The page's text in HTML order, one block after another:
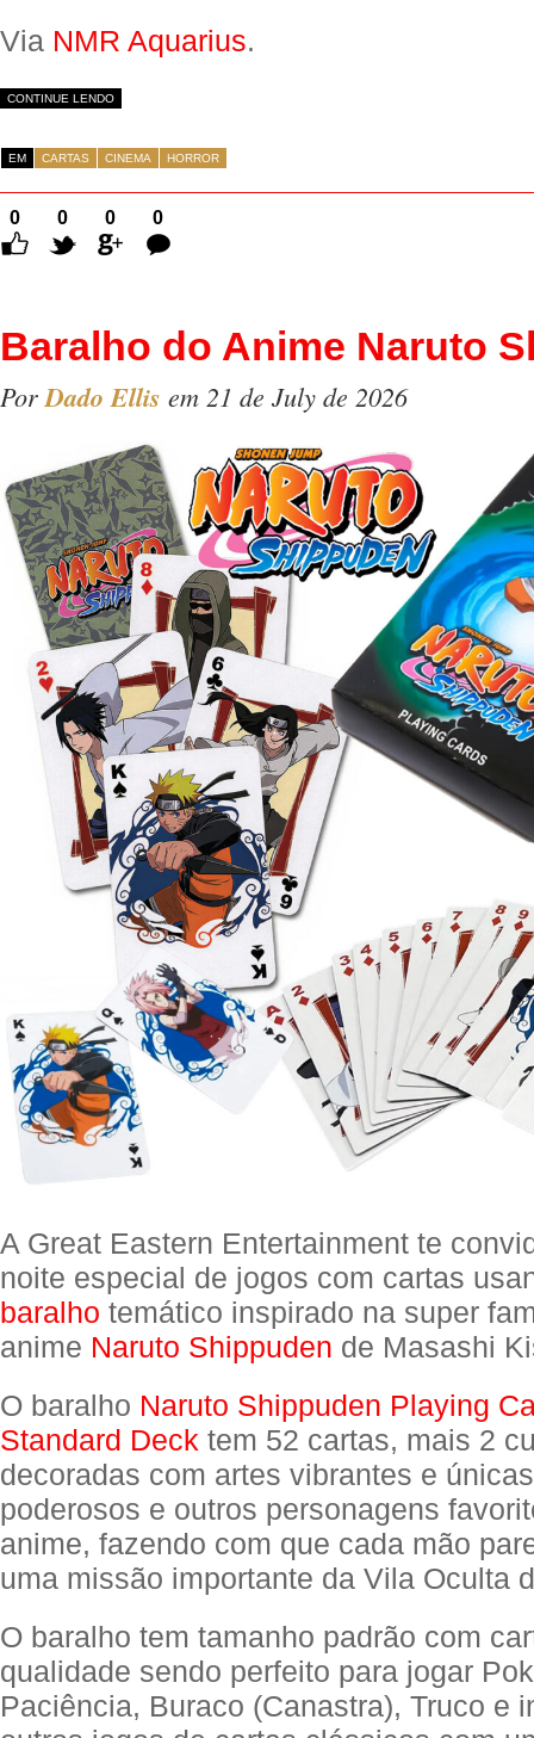
Via NMR Aquarius.
CONTINUE LENDO
EM CARTAS CINEMA HORROR
0 0 0
0
Comentários
Baralho do Anime Naruto
PorDado Ellis em 21 de July de 2026
A Great Eastern Entertainment te
noite especial de jogos com cartas
baralho temático inspirado na super
anime Naruto Shippuden de Masashi
O baralho Naruto Shippuden Playing
Standard Deck tem 52 cartas, mais 2
decoradas com artes vibrantes e
poderosos e outros personagens
anime, fazendo com que cada mão
uma missão importante da Vila Oculta
O baralho tem tamanho padrão com
qualidade sendo perfeito para jogar
Paciência, Buraco (Canastra), Truco e